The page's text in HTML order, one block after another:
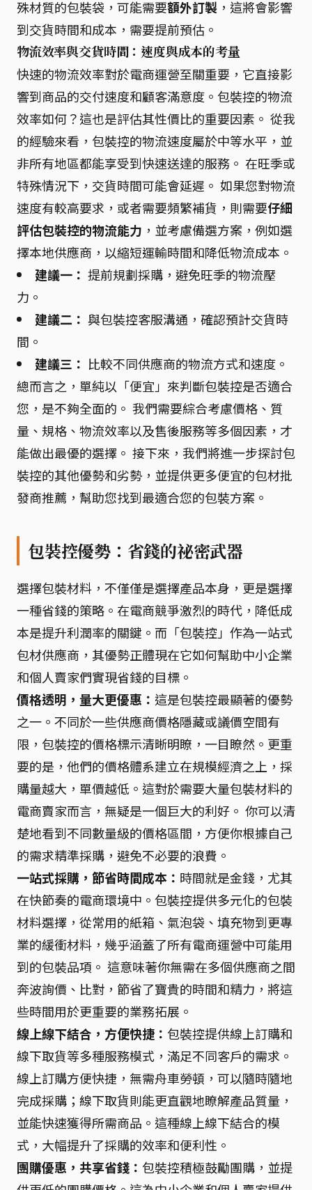
殊材質的包裝袋，可能需要額外訂製 ，這將會影響
到交貨時間和成本，需要提前預估。
物流效率與交貨時間：速度與成本的考量
快速的物流效率對於電商運營至關重要，它直接影
響到商品的交付速度和顧客滿意度。包裝控的物流
效率如何？這也是評估其性價比的重要因素。 從我
的經驗來看，包裝控的物流速度屬於中等水平，並
非所有地區都能享受到快速送達的服務。 在旺季或
特殊情況下，交貨時間可能會延遲。 如果您對物流
速度有較高要求，或者需要頻繁補貨，則需要仔細
評估包裝控的物流能力 ，並考慮備選方案，例如選
擇本地供應商，以縮短運輸時間和降低物流成本。
建議一： 提前規劃採購，避免旺季的物流壓
力。
建議二： 與包裝控客服溝通，確認預計交貨時
間。
建議三： 比較不同供應商的物流方式和速度。
總而言之，單純以「便宜」來判斷包裝控是否適合
您，是不夠全面的。 我們需要綜合考慮價格、質
量、規格、物流效率以及售後服務等多個因素，才
能做出最優的選擇。 接下來，我們將進一步探討包
裝控的其他優勢和劣勢，並提供更多便宜的包材批
發商推薦，幫助您找到最適合您的包裝方案。
包裝控優勢：省錢的祕密武器
選擇包裝材料，不僅僅是選擇產品本身，更是選擇
一種省錢的策略。在電商競爭激烈的時代，降低成
本是提升利潤率的關鍵。而「包裝控」作為一站式
包材供應商，其優勢正體現在它如何幫助中小企業
和個人賣家們實現省錢的目標。
價格透明，量大更優惠： 這是包裝控最顯著的優勢
之一。不同於一些供應商價格隱藏或議價空間有
限，包裝控的價格標示清晰明瞭，一目瞭然。更重
要的是，他們的價格體系建立在規模經濟之上，採
購量越大，單價越低。這對於需要大量包裝材料的
電商賣家而言，無疑是一個巨大的利好。 你可以清
楚地看到不同數量級的價格區間，方便你根據自己
的需求精準採購，避免不必要的浪費。
一站式採購，節省時間成本： 時間就是金錢，尤其
在快節奏的電商環境中。包裝控提供多元化的包裝
材料選擇，從常用的紙箱、氣泡袋、填充物到更專
業的緩衝材料，幾乎涵蓋了所有電商運營中可能用
到的包裝品項。 這意味著你無需在多個供應商之間
奔波詢價、比對，節省了寶貴的時間和精力，將這
些時間用於更重要的業務拓展。
線上線下結合，方便快捷： 包裝控提供線上訂購和
線下取貨等多種服務模式，滿足不同客戶的需求。
線上訂購方便快捷，無需舟車勞頓，可以隨時隨地
完成採購；線下取貨則能更直觀地瞭解產品質量，
並能快速獲得所需商品。這種線上線下結合的模
式，大幅提升了採購的效率和便利性。
團購優惠，共享省錢： 包裝控積極鼓勵團購，並提